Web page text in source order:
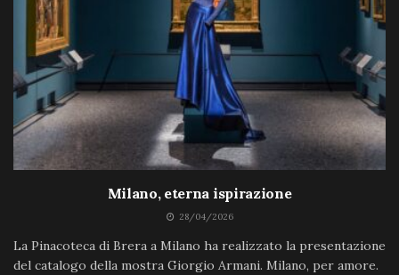
Milano, eterna ispirazione
28/04/2026
La Pinacoteca di Brera a Milano ha realizzato la presentazione
del catalogo della mostra Giorgio Armani. Milano, per amore.